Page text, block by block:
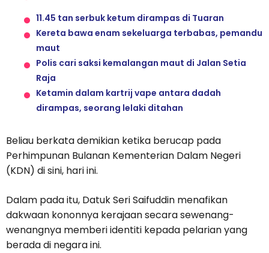
11.45 tan serbuk ketum dirampas di Tuaran
Kereta bawa enam sekeluarga terbabas, pemandu
maut
Polis cari saksi kemalangan maut di Jalan Setia
Raja
Ketamin dalam kartrij vape antara dadah
dirampas, seorang lelaki ditahan
Beliau berkata demikian ketika berucap pada
Perhimpunan Bulanan Kementerian Dalam Negeri
(KDN) di sini, hari ini.
Dalam pada itu, Datuk Seri Saifuddin menafikan
dakwaan kononnya kerajaan secara sewenang-
wenangnya memberi identiti kepada pelarian yang
berada di negara ini.